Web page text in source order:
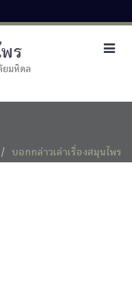
ร
ยมหิดล
บอกกล่าวเล่าเรื่องสมุนไพร